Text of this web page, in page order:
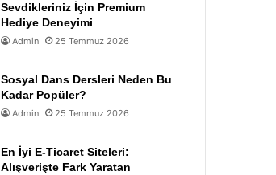
Sevdikleriniz İçin Premium
Hediye Deneyimi
Admin 25 Temmuz 2026
Sosyal Dans Dersleri Neden Bu
Kadar Popüler?
Admin 25 Temmuz 2026
En İyi E-Ticaret Siteleri:
Alışverişte Fark Yaratan